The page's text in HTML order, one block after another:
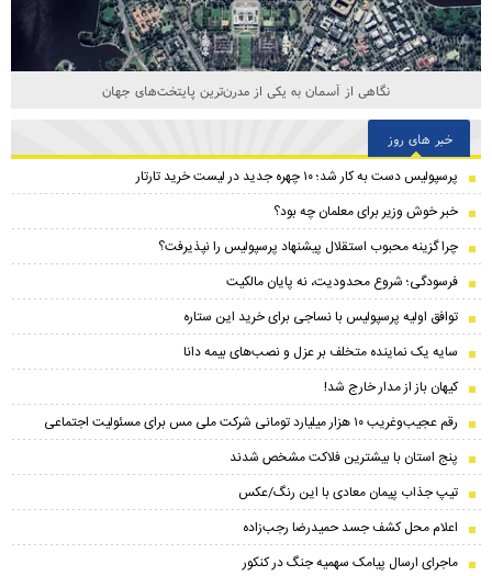
نگاهی از آسمان به یکی از مدرن‌ترین پایتخت‌های جهان
خبر های روز
پرسپولیس دست به کار شد؛ ۱۰ چهره جدید در لیست خرید تارتار
خبر خوش وزیر برای معلمان چه بود؟
چرا گزینه محبوب استقلال پیشنهاد پرسپولیس را نپذیرفت؟
فرسودگی؛ شروع محدودیت، نه پایان مالکیت
توافق اولیه پرسپولیس با نساجی برای خرید این ستاره
سایه یک نماینده متخلف بر عزل و نصب‌های بیمه دانا
کیهان باز از مدار خارج شد!
رقم عجیب‌وغریب ۱۰ هزار میلیارد تومانی شرکت ملی مس برای مسئولیت اجتماعی
پنج استان با بیشترین فلاکت مشخص شدند
تیپ جذاب‌ پیمان معادی با این رنگ/عکس
اعلام محل کشف جسد حمیدرضا رجب‌زاده
ماجرای ارسال پیامک سهمیه جنگ در کنکور